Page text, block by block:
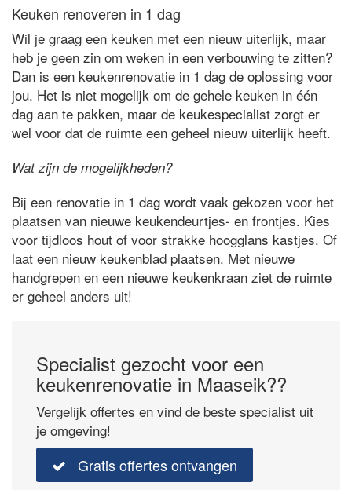
Keuken renoveren in 1 dag
Wil je graag een keuken met een nieuw uiterlijk, maar
heb je geen zin om weken in een verbouwing te zitten?
Dan is een keukenrenovatie in 1 dag de oplossing voor
jou. Het is niet mogelijk om de gehele keuken in één
dag aan te pakken, maar de keukespecialist zorgt er
wel voor dat de ruimte een geheel nieuw uiterlijk heeft.
Wat zijn de mogelijkheden?
Bij een renovatie in 1 dag wordt vaak gekozen voor het
plaatsen van nieuwe keukendeurtjes- en frontjes. Kies
voor tijdloos hout of voor strakke hoogglans kastjes. Of
laat een nieuw keukenblad plaatsen. Met nieuwe
handgrepen en een nieuwe keukenkraan ziet de ruimte
er geheel anders uit!
Specialist gezocht voor een
keukenrenovatie in Maaseik??
Vergelijk offertes en vind de beste specialist uit
je omgeving!
Gratis offertes ontvangen